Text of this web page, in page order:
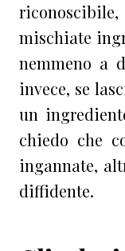
mischiate
nemmeno a
invece, se
un
chiedo che
ingannate,
diffidente.